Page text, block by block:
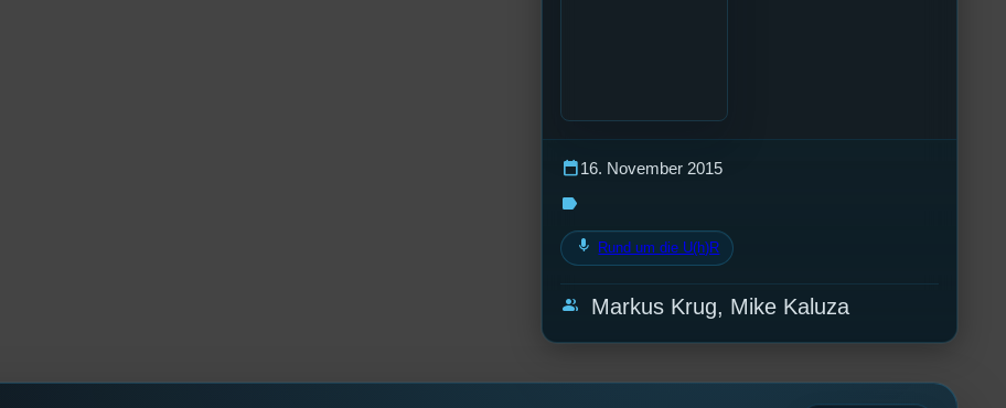
calendar_today16. November 2015
label
mic Rund um die U(h)R
group Markus Krug, Mike Kaluza